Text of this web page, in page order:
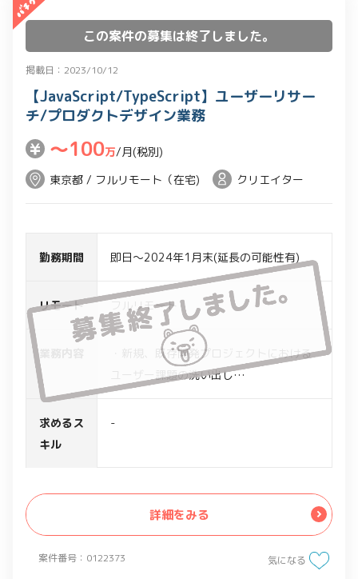
この案件の募集は終了しました。
掲載日：2023/10/12
案件番号：0122373
【JavaScript/TypeScript】ユーザーリサー
チ/プロダクトデザイン業務
〜100万/月(税別)
東京都 / フルリモート（在宅)
クリエイター
勤務期間 即日～2024年1月末(延長の可能性有)
リモート フルリモート
・新規、既存開発プロジェクトにおける
ユーザー課題の洗い出し
・ユーザー課題解決に向けたソリューシ
求めるス
キル
-
詳細をみる
気になる